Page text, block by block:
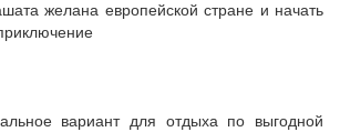
желана европейской стране и начать
вариант для отдыха по выгодной